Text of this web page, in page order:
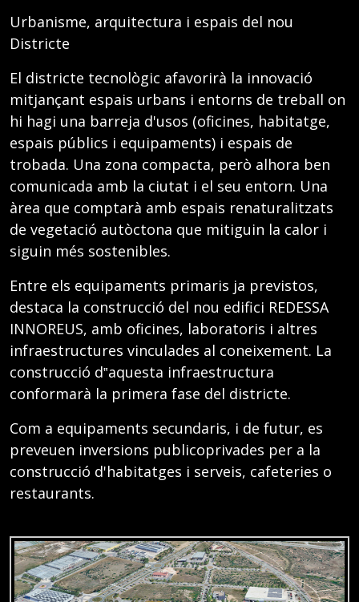
Urbanisme, arquitectura i espais del nou
Districte
El districte tecnològic afavorirà la innovació
mitjançant espais urbans i entorns de treball on
hi hagi una barreja d'usos (oficines, habitatge,
espais públics i equipaments) i espais de
trobada. Una zona compacta, però alhora ben
comunicada amb la ciutat i el seu entorn. Una
àrea que comptarà amb espais renaturalitzats
de vegetació autòctona que mitiguin la calor i
siguin més sostenibles.
Entre els equipaments primaris ja previstos,
destaca la construcció del nou edifici REDESSA
INNOREUS, amb oficines, laboratoris i altres
infraestructures vinculades al coneixement. La
construcció d‟aquesta infraestructura
conformarà la primera fase del districte.
Com a equipaments secundaris, i de futur, es
preveuen inversions publicoprivades per a la
construcció d'habitatges i serveis, cafeteries o
restaurants.